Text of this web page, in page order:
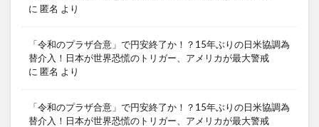
に 匿名 より
「令和のプラザ合意」で円安終了か！？15年ぶりの日米協調為
替介入！日本が世界恐慌のトリガー、アメリカが最大警戒
に 匿名 より
「令和のプラザ合意」で円安終了か！？15年ぶりの日米協調為
替介入！日本が世界恐慌のトリガー、アメリカが最大警戒